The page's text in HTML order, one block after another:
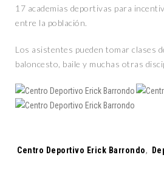
17 academias deportivas para
entre la población.
Los asistentes pueden tomar clases
baloncesto, baile y muchas otras
Tags:
Centro Deportivo Erick Barrondo,